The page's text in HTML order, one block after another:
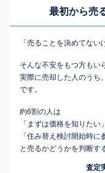
最初から売
「売ることを決めてな
そんな不安をもつ方もい
実際に売却した人のうち
です。
約6割の人は
「まずは価格を知りたい」
「住み替え検討開始時に
と売るかどうかを判断す
査定